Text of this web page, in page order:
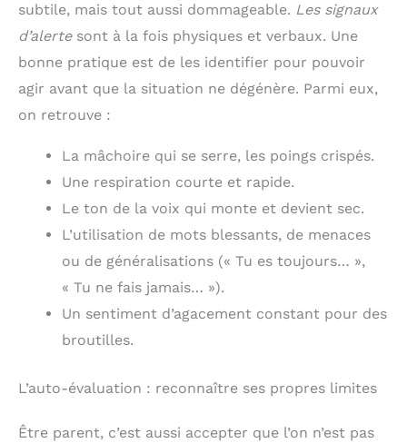
subtile, mais tout aussi dommageable. Les signaux
d’alertesont à la fois physiques et verbaux. Une
bonne pratique est de les identifier pour pouvoir
agir avant que la situation ne dégénère. Parmi eux,
on retrouve :
La mâchoire qui se serre, les poings crispés.
Une respiration courte et rapide.
Le ton de la voix qui monte et devient sec.
L’utilisation de mots blessants, de menaces
ou de généralisations (« Tu es toujours… »,
« Tu ne fais jamais… »).
Un sentiment d’agacement constant pour des
broutilles.
L’auto-évaluation : reconnaître ses propres limites
Être parent, c’est aussi accepter que l’on n’est pas